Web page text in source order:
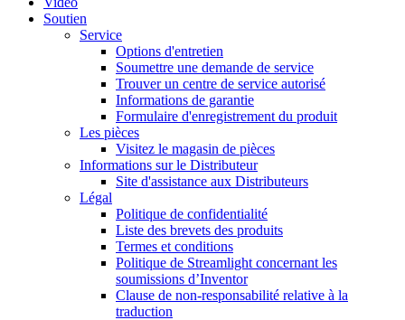
Soutien
Service
Options d'entretien
Soumettre une demande de service
Trouver un centre de service autorisé
Informations de garantie
Formulaire d'enregistrement du produit
Les pièces
Visitez le magasin de pièces
Informations sur le Distributeur
Site d'assistance aux Distributeurs
Légal
Politique de confidentialité
Liste des brevets des produits
Termes et conditions
Politique de Streamlight concernant les
soumissions d’Inventor
Clause de non-responsabilité relative à la
traduction